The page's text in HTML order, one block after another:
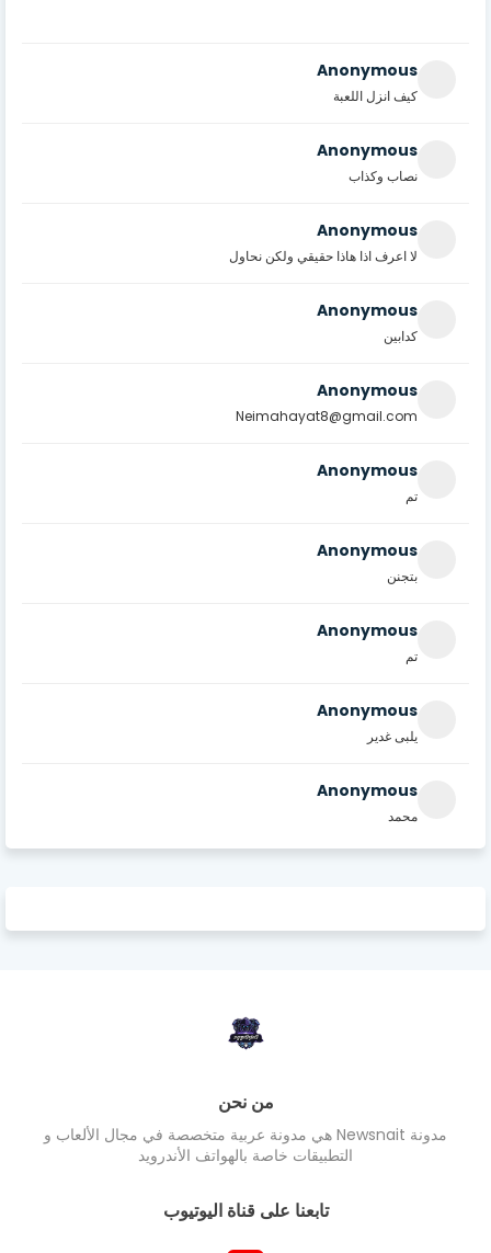
Anonymous
كيف انزل اللعبة
Anonymous
نصاب وكذاب
Anonymous
لا اعرف اذا هاذا حقيقي ولكن نحاول
Anonymous
كدابين
Anonymous
Neimahayat8@gmail.com
Anonymous
تم
Anonymous
بتجنن
Anonymous
تم
Anonymous
يلبى غدير
Anonymous
محمد
من نحن
مدونة Newsnait هي مدونة عربية متخصصة في مجال الألعاب و
التطبيقات خاصة بالهواتف الأندرويد
تابعنا على قناة اليوتيوب